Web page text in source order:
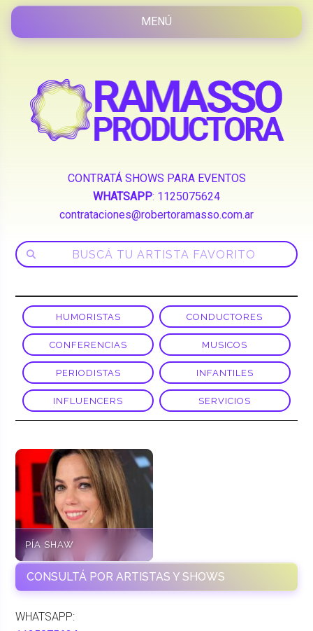
CONTRATÁ SHOWS PARA EVENTOS
WHATSAPP: 1125075624
contrataciones@robertoramasso.com.ar
HUMORISTAS CONDUCTORES
CONFERENCIAS MUSICOS
PERIODISTAS INFANTILES
INFLUENCERS SERVICIOS
PÍA SHAW
CONSULTÁ POR ARTISTAS Y SHOWS
WHATSAPP: